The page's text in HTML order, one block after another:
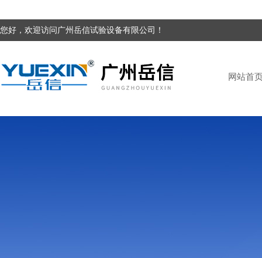
您好，欢迎访问广州岳信试验设备有限公司！
网站首